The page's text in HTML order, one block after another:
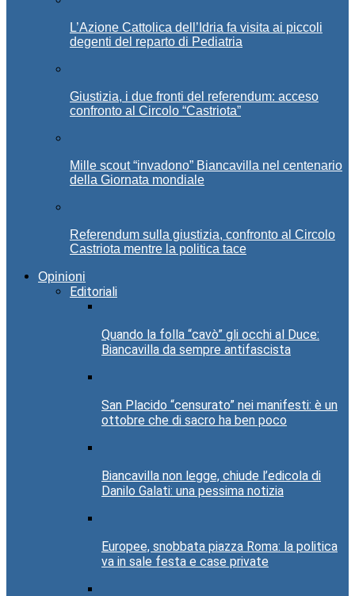
L’Azione Cattolica dell’Idria fa visita ai piccoli
degenti del reparto di Pediatria
Giustizia, i due fronti del referendum: acceso
confronto al Circolo “Castriota”
Mille scout “invadono” Biancavilla nel centenario
della Giornata mondiale
Referendum sulla giustizia, confronto al Circolo
Castriota mentre la politica tace
Opinioni
Editoriali
Quando la folla “cavò” gli occhi al Duce:
Biancavilla da sempre antifascista
San Placido “censurato” nei manifesti: è un
ottobre che di sacro ha ben poco
Biancavilla non legge, chiude l’edicola di
Danilo Galati: una pessima notizia
Europee, snobbata piazza Roma: la politica
va in sale festa e case private